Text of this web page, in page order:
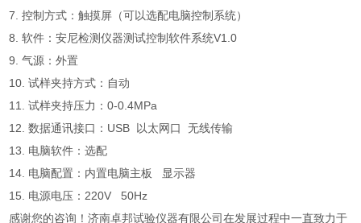
7. 控制方式：触摸屏（可以选配电脑控制系统）
8. 软件：安尼检测仪器测试控制软件系统V1.0
9. 气源：外置
10. 试样夹持方式：自动
11. 试样夹持压力：0-0.4MPa
12. 数据通讯接口：USB 以太网口 无线传输
13. 电脑软件：选配
14. 电脑配置：内置电脑主板 显示器
15. 电源电压：220V 50Hz
感谢您的咨询！济南卓邦试验仪器有限公司在发展过程中一直致力于